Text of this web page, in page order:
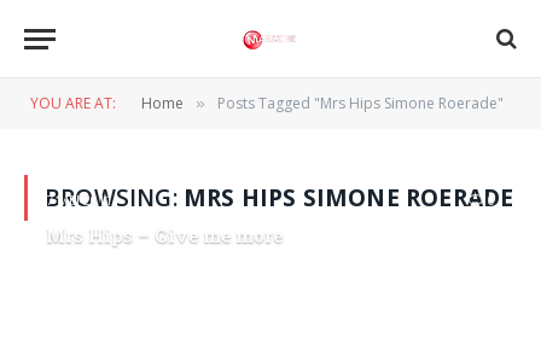
YOU ARE AT: Home » Posts Tagged "Mrs Hips Simone Roerade"
BROWSING: MRS HIPS SIMONE ROERADE
7 MEI 2011 0
Mrs Hips – Give me more